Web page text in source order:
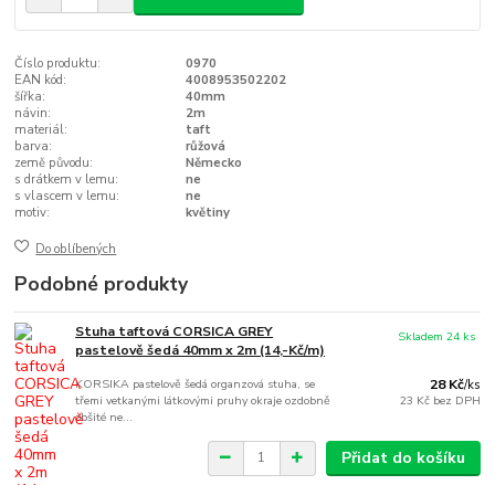
Číslo produktu:
0970
EAN kód:
4008953502202
šířka:
40mm
návin:
2m
materiál:
taft
barva:
růžová
země původu:
Německo
s drátkem v lemu:
ne
s vlascem v lemu:
ne
motiv:
květiny
Do oblíbených
Podobné produkty
Stuha taftová CORSICA GREY
pastelově šedá 40mm x 2m (14,-Kč/m)
KORSIKA pastelově šedá organzová stuha, se
třemi vetkanými látkovými pruhy okraje ozdobně
obšité ne...
28 Kč/ks
23 Kč bez DPH
Skladem 24 ks
Přidat do košíku